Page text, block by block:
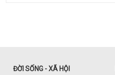
ĐỜI SỐNG - XÃ HỘI